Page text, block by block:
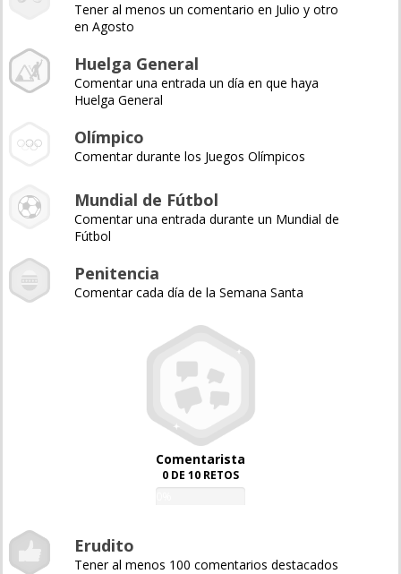
Tener al menos un comentario en Julio y otro
en Agosto
Huelga General
Comentar una entrada un día en que haya
Huelga General
Olímpico
Comentar durante los Juegos Olímpicos
Mundial de Fútbol
Comentar una entrada durante un Mundial de
Fútbol
Penitencia
Comentar cada día de la Semana Santa
Comentarista
0 DE 10 RETOS
Erudito
Tener al menos 100 comentarios destacados